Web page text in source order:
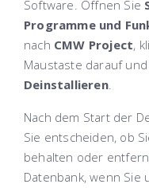
Software. Öffnen Sie
Programme und
nach CMW Project,
Maustaste darauf
Deinstallieren.
Nach dem Start der
Sie entscheiden, ob
behalten oder
Datenbank, wenn